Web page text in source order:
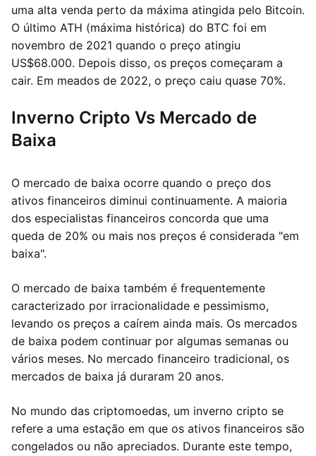
uma alta venda perto da máxima atingida pelo Bitcoin.
O último ATH (máxima histórica) do BTC foi em
novembro de 2021 quando o preço atingiu
US$68.000. Depois disso, os preços começaram a
cair. Em meados de 2022, o preço caiu quase 70%.
Inverno Cripto Vs Mercado de
Baixa
O mercado de baixa ocorre quando o preço dos
ativos financeiros diminui continuamente. A maioria
dos especialistas financeiros concorda que uma
queda de 20% ou mais nos preços é considerada "em
baixa".
O mercado de baixa também é frequentemente
caracterizado por irracionalidade e pessimismo,
levando os preços a caírem ainda mais. Os mercados
de baixa podem continuar por algumas semanas ou
vários meses. No mercado financeiro tradicional, os
mercados de baixa já duraram 20 anos.
No mundo das criptomoedas, um inverno cripto se
refere a uma estação em que os ativos financeiros são
congelados ou não apreciados. Durante este tempo,